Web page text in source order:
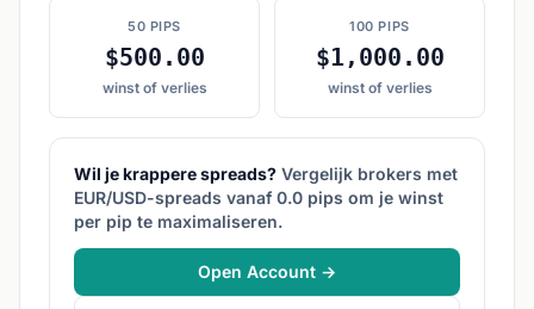
50 PIPS
$500.00
winst of verlies
100 PIPS
$1,000.00
winst of verlies
Wil je krappere spreads? Vergelijk brokers met
EUR/USD-spreads vanaf 0.0 pips om je winst
per pip te maximaliseren.
Open Account →